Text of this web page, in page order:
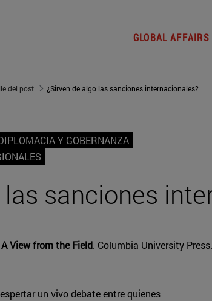
GLOBAL AFFAIRS
del post ¿Sirven de algo las sanciones internacionales?
Y GOBERNANZA
sanciones
View from the Field. Columbia University
un vivo debate entre quienes